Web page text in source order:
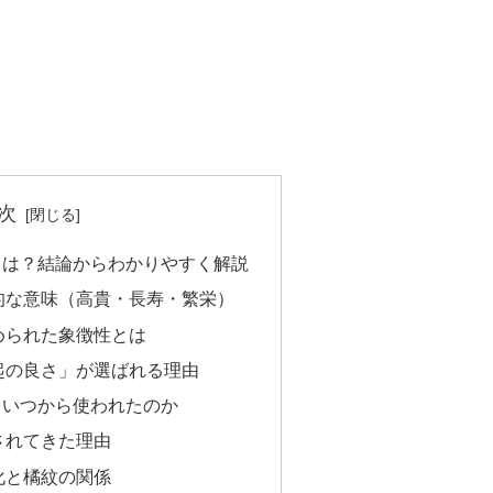
？結論からわかりやすく解説
意味（高貴・長寿・繁栄）
れた象徴性とは
良さ」が選ばれる理由
つから使われたのか
てきた理由
と橘紋の関係